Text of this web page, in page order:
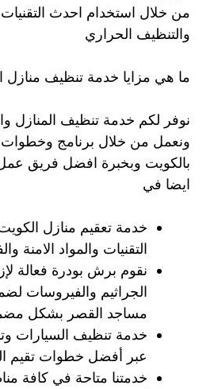
من خلال استخدام احدث
والتنظيف الحراري
ما هي مزايا خدمة تنظيف منازل
نوفر لكم خدمة تنظيف المنازل
ونعمل من خلال برنامج وخطوات
بالكويت وبخبرة افضل فريق
ايضا في
خدمة تعقيم منازل
التقنيات والمواد الامنة
نقوم برش بودرة فعالة
الجراثيم والفيروسات
مساجد القصر بشكل
خدمة تنظيف السيارات
عبر أفضل خطوات تقيم
خدمتنا متاحة في كافة